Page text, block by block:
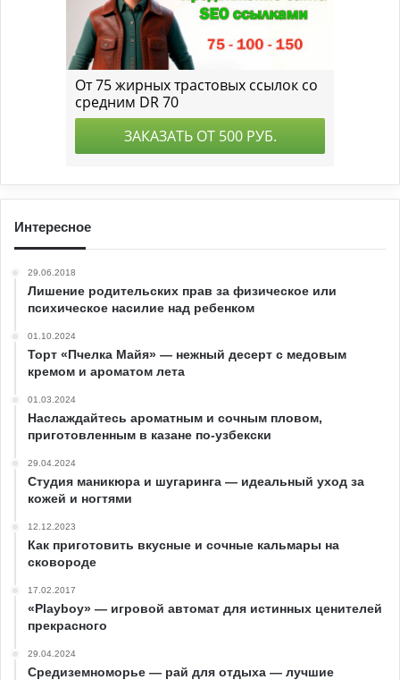
Интересное
29.06.2018
Лишение родительских прав за физическое или
психическое насилие над ребенком
01.10.2024
Торт «Пчелка Майя» — нежный десерт с медовым
кремом и ароматом лета
01.03.2024
Наслаждайтесь ароматным и сочным пловом,
приготовленным в казане по-узбекски
29.04.2024
Студия маникюра и шугаринга — идеальный уход за
кожей и ногтями
12.12.2023
Как приготовить вкусные и сочные кальмары на
сковороде
17.02.2017
«Playboy» — игровой автомат для истинных ценителей
прекрасного
29.04.2024
Средиземноморье — рай для отдыха — лучшие